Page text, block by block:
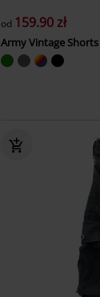
od 159.90 zł
Army Vintage Shorts